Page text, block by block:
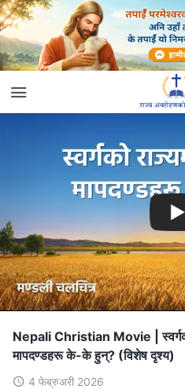
Nepali Christian Movie | स्वर्गको
मापदण्डहरू के-के हुन्? (विशेष दृश्य)
4 फेब्रुअरी 2026